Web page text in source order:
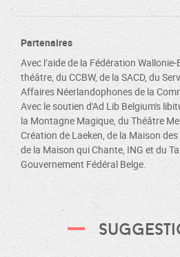
Partenaires
Avec l’aide de la Fédération
théâtre, du CCBW, de la SACD, du
Affaires Néerlandophones de la
Avec le soutien d'Ad Lib Belgium's
la Montagne Magique, du Théâtre
Création de Laeken, de la Maison
de la Maison qui Chante, ING et du
Gouvernement Fédéral Belge.